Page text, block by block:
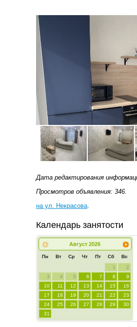
Дата редактирования
Просмотров объявления: 346.
на ул. Некрасова
Календарь занятости
Август 2026
Пн Вт Ср Чт Пт Сб Вс
1
2
3
4 5 6 7 8
9
10
11 12 13 14 15
16
17
18 19 20 21 22
23
24
25 26 27 28 29
30
31